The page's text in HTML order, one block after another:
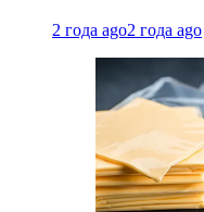
2 года ago2 года ago